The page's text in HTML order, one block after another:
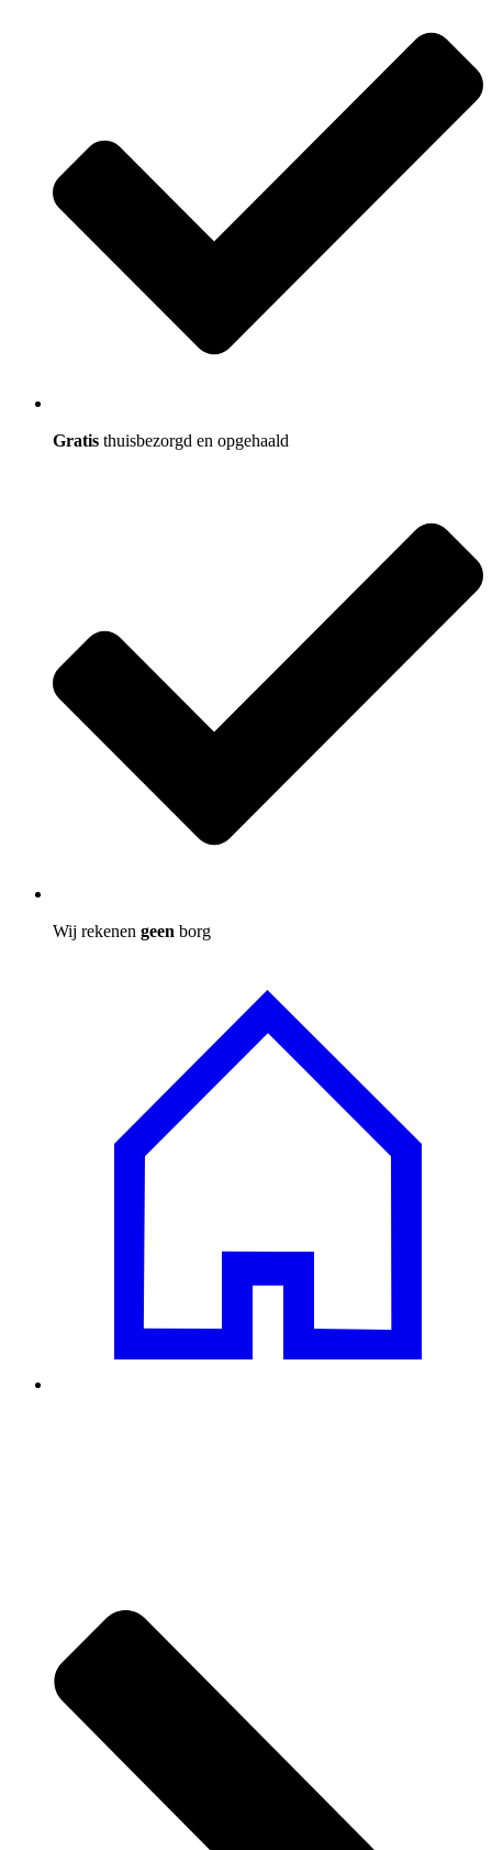
Gratis thuisbezorgd en opgehaald
Wij rekenen geen borg